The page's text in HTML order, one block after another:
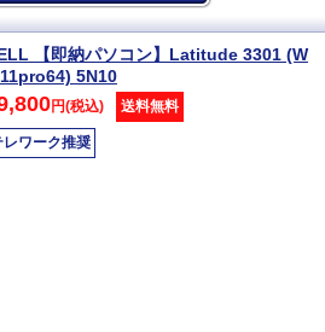
【即納パソコン】Latitude 3301 (W
5N10
円(税込) 送料無料
レワーク推奨